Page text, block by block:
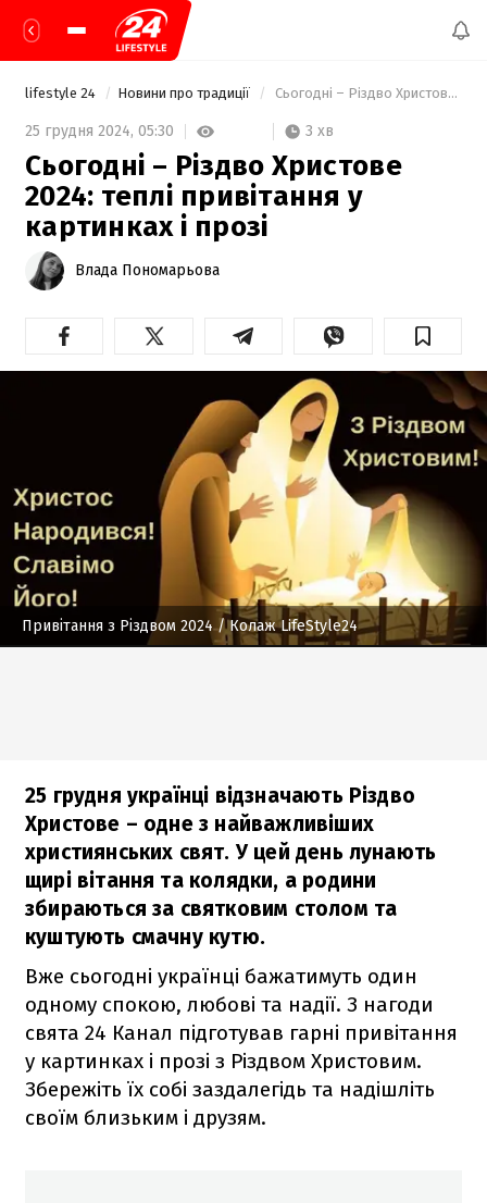
lifestyle 24 Новини про традиції Сьогодні – Різдво Христове 2024: теплі привітання у картинках і прозі
25 грудня 2024, 05:30 3 хв
Сьогодні – Різдво Христове
2024: теплі привітання у
картинках і прозі
Влада Пономарьова
Привітання з Різдвом 2024/ Колаж LifeStyle24
25 грудня українці відзначають Різдво
Христове – одне з найважливіших
християнських свят. У цей день лунають
щирі вітання та колядки, а родини
збираються за святковим столом та
куштують смачну кутю.
Вже сьогодні українці бажатимуть один
одному спокою, любові та надії. З нагоди
свята 24 Канал підготував гарні привітання
у картинках і прозі з Різдвом Христовим.
Збережіть їх собі заздалегідь та надішліть
своїм близьким і друзям.